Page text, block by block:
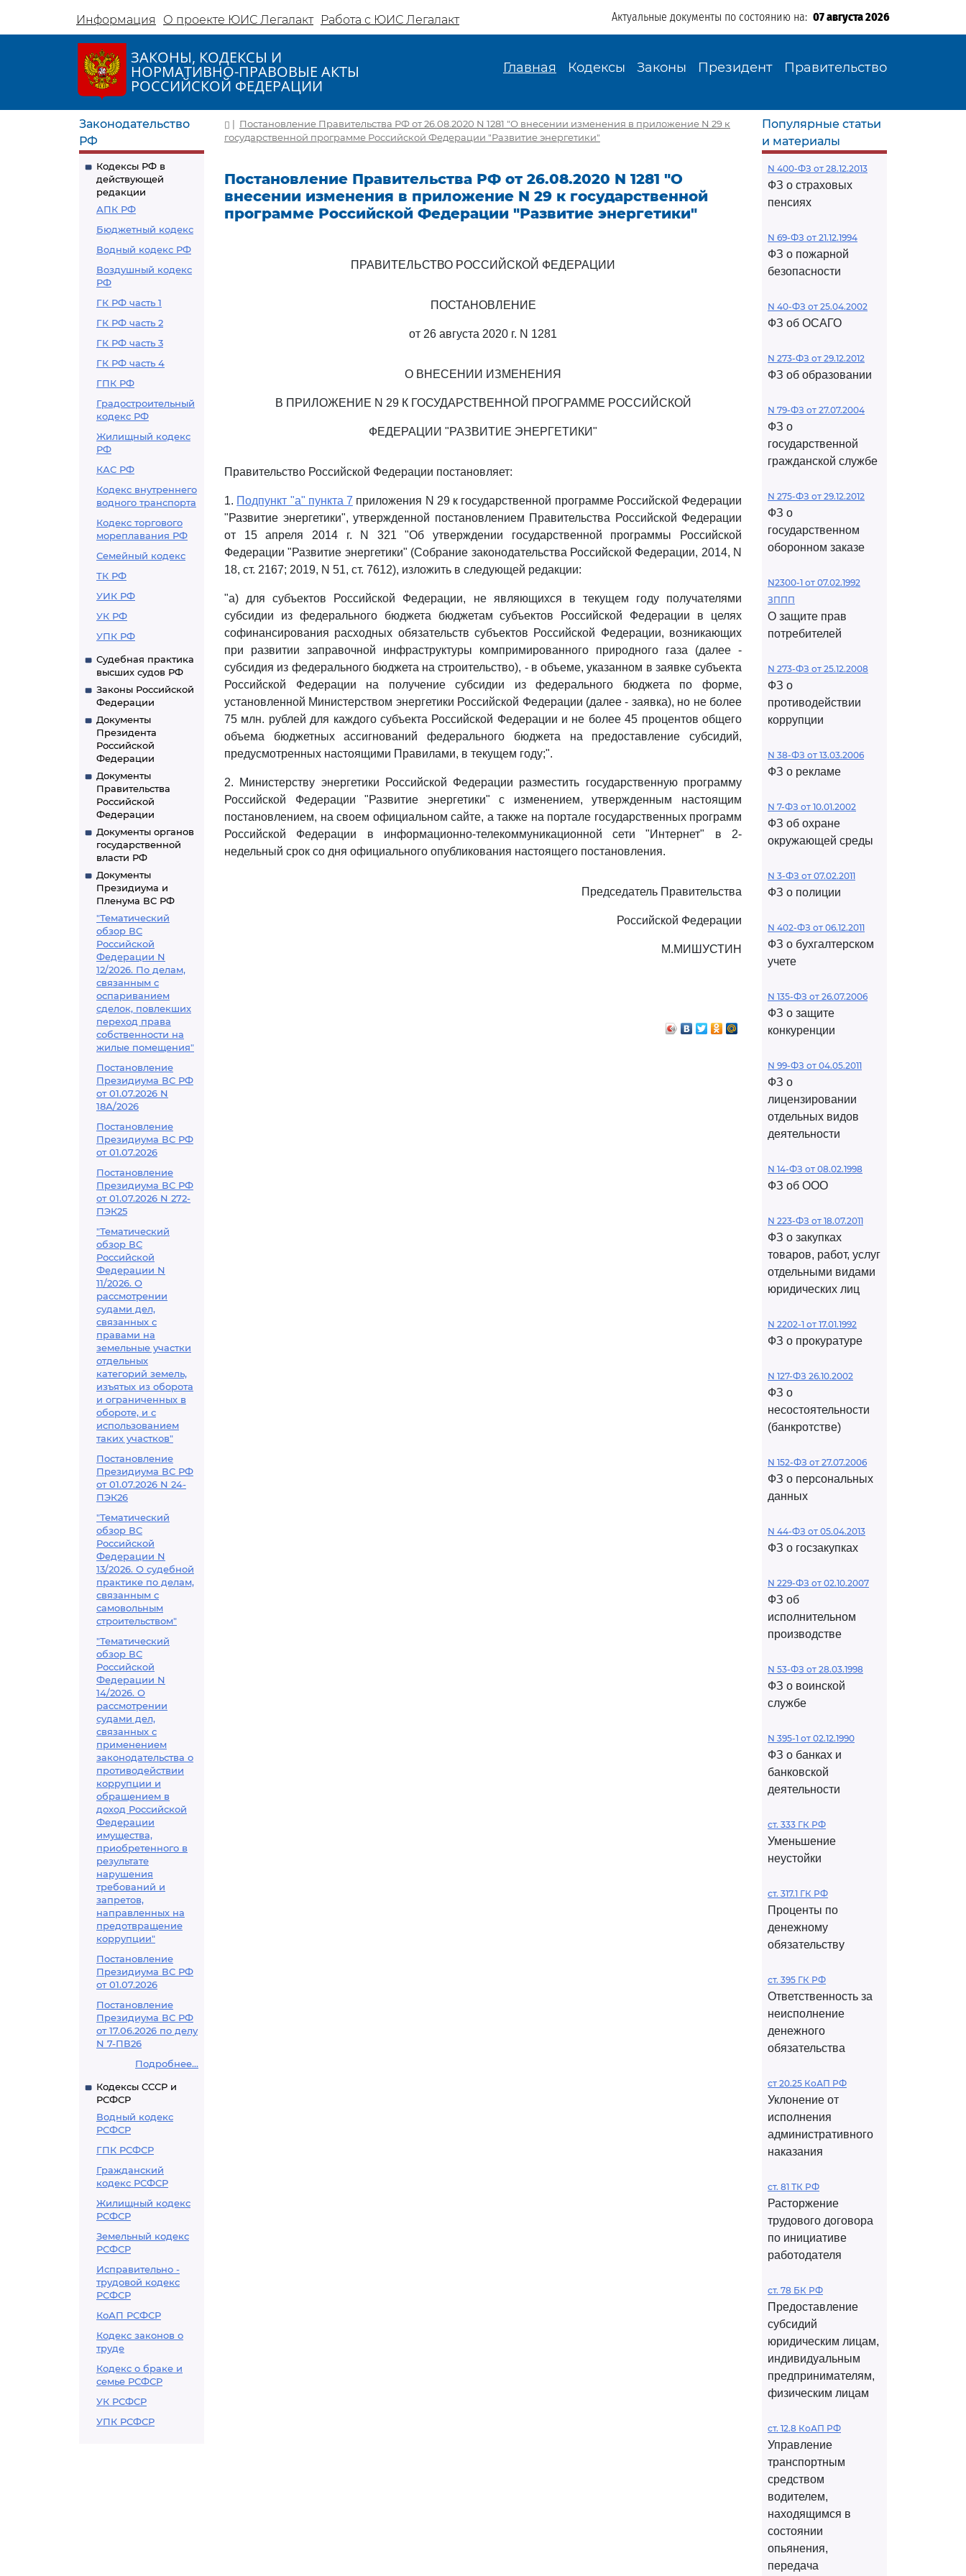
Информация О проекте ЮИС Легалакт Работа с ЮИС Легалакт Актуальные документы по состоянию на: 07 августа 2026
ЗАКОНЫ, КОДЕКСЫ И
НОРМАТИВНО-ПРАВОВЫЕ АКТЫ
РОССИЙСКОЙ ФЕДЕРАЦИИ
Главная Кодексы Законы Президент Правительство
Законодательство
РФ
Кодексы РФ в
действующей
редакции
АПК РФ
Бюджетный кодекс
Водный кодекс РФ
Воздушный кодекс
РФ
ГК РФ часть 1
ГК РФ часть 2
ГК РФ часть 3
ГК РФ часть 4
ГПК РФ
Градостроительный
кодекс РФ
Жилищный кодекс
РФ
КАС РФ
Кодекс внутреннего
водного транспорта
Кодекс торгового
мореплавания РФ
Семейный кодекс
ТК РФ
УИК РФ
УК РФ
УПК РФ
Судебная практика
высших судов РФ
Законы Российской
Федерации
Документы
Президента
Российской
Федерации
Документы
Правительства
Российской
Федерации
Документы органов
государственной
власти РФ
Документы
Президиума и
Пленума ВС РФ
"Тематический
обзор ВС
Российской
Федерации N
12/2026. По делам,
связанным с
оспариванием
сделок, повлекших
переход права
собственности на
жилые помещения"
Постановление
Президиума ВС РФ
от 01.07.2026 N
18А/2026
Постановление
Президиума ВС РФ
от 01.07.2026
Постановление
Президиума ВС РФ
от 01.07.2026 N 272-
ПЭК25
"Тематический
обзор ВС
Российской
Федерации N
11/2026. О
рассмотрении
судами дел,
связанных с
правами на
земельные участки
отдельных
категорий земель,
изъятых из оборота
и ограниченных в
обороте, и с
использованием
таких участков"
Постановление
Президиума ВС РФ
от 01.07.2026 N 24-
ПЭК26
"Тематический
обзор ВС
Российской
Федерации N
13/2026. О судебной
практике по делам,
связанным с
самовольным
строительством"
"Тематический
обзор ВС
Российской
Федерации N
14/2026. О
рассмотрении
судами дел,
связанных с
применением
законодательства о
противодействии
коррупции и
обращением в
доход Российской
Федерации
имущества,
приобретенного в
результате
нарушения
требований и
запретов,
направленных на
предотвращение
коррупции"
Постановление
Президиума ВС РФ
от 01.07.2026
Постановление
Президиума ВС РФ
от 17.06.2026 по делу
N 7-ПВ26
Подробнее...
Кодексы СССР и
РСФСР
Водный кодекс
РСФСР
ГПК РСФСР
Гражданский
кодекс РСФСР
Жилищный кодекс
РСФСР
Земельный кодекс
РСФСР
Исправительно -
трудовой кодекс
РСФСР
КоАП РСФСР
Кодекс законов о
труде
Кодекс о браке и
семье РСФСР
УК РСФСР
УПК РСФСР
| Постановление Правительства РФ от 26.08.2020 N 1281 "О внесении изменения в приложение N 29 к
государственной программе Российской Федерации "Развитие энергетики"
Постановление Правительства РФ от 26.08.2020 N 1281 "О
внесении изменения в приложение N 29 к государственной
программе Российской Федерации "Развитие энергетики"
ПРАВИТЕЛЬСТВО РОССИЙСКОЙ ФЕДЕРАЦИИ
ПОСТАНОВЛЕНИЕ
от 26 августа 2020 г. N 1281
О ВНЕСЕНИИ ИЗМЕНЕНИЯ
В ПРИЛОЖЕНИЕ N 29 К ГОСУДАРСТВЕННОЙ ПРОГРАММЕ РОССИЙСКОЙ
ФЕДЕРАЦИИ "РАЗВИТИЕ ЭНЕРГЕТИКИ"
Правительство Российской Федерации постановляет:
1. Подпункт "а" пункта 7 приложения N 29 к государственной программе Российской Федерации
"Развитие энергетики", утвержденной постановлением Правительства Российской Федерации
от 15 апреля 2014 г. N 321 "Об утверждении государственной программы Российской
Федерации "Развитие энергетики" (Собрание законодательства Российской Федерации, 2014, N
18, ст. 2167; 2019, N 51, ст. 7612), изложить в следующей редакции:
"а) для субъектов Российской Федерации, не являющихся в текущем году получателями
субсидии из федерального бюджета бюджетам субъектов Российской Федерации в целях
софинансирования расходных обязательств субъектов Российской Федерации, возникающих
при развитии заправочной инфраструктуры компримированного природного газа (далее -
субсидия из федерального бюджета на строительство), - в объеме, указанном в заявке субъекта
Российской Федерации на получение субсидии из федерального бюджета по форме,
установленной Министерством энергетики Российской Федерации (далее - заявка), но не более
75 млн. рублей для каждого субъекта Российской Федерации и не более 45 процентов общего
объема бюджетных ассигнований федерального бюджета на предоставление субсидий,
предусмотренных настоящими Правилами, в текущем году;".
2. Министерству энергетики Российской Федерации разместить государственную программу
Российской Федерации "Развитие энергетики" с изменением, утвержденным настоящим
постановлением, на своем официальном сайте, а также на портале государственных программ
Российской Федерации в информационно-телекоммуникационной сети "Интернет" в 2-
недельный срок со дня официального опубликования настоящего постановления.
Председатель Правительства
Российской Федерации
М.МИШУСТИН
Популярные статьи
и материалы
N 400-ФЗ от 28.12.2013
ФЗ о страховых
пенсиях
N 69-ФЗ от 21.12.1994
ФЗ о пожарной
безопасности
N 40-ФЗ от 25.04.2002
ФЗ об ОСАГО
N 273-ФЗ от 29.12.2012
ФЗ об образовании
N 79-ФЗ от 27.07.2004
ФЗ о
государственной
гражданской службе
N 275-ФЗ от 29.12.2012
ФЗ о
государственном
оборонном заказе
N2300-1 от 07.02.1992
ЗППП
О защите прав
потребителей
N 273-ФЗ от 25.12.2008
ФЗ о
противодействии
коррупции
N 38-ФЗ от 13.03.2006
ФЗ о рекламе
N 7-ФЗ от 10.01.2002
ФЗ об охране
окружающей среды
N 3-ФЗ от 07.02.2011
ФЗ о полиции
N 402-ФЗ от 06.12.2011
ФЗ о бухгалтерском
учете
N 135-ФЗ от 26.07.2006
ФЗ о защите
конкуренции
N 99-ФЗ от 04.05.2011
ФЗ о
лицензировании
отдельных видов
деятельности
N 14-ФЗ от 08.02.1998
ФЗ об ООО
N 223-ФЗ от 18.07.2011
ФЗ о закупках
товаров, работ, услуг
отдельными видами
юридических лиц
N 2202-1 от 17.01.1992
ФЗ о прокуратуре
N 127-ФЗ 26.10.2002
ФЗ о
несостоятельности
(банкротстве)
N 152-ФЗ от 27.07.2006
ФЗ о персональных
данных
N 44-ФЗ от 05.04.2013
ФЗ о госзакупках
N 229-ФЗ от 02.10.2007
ФЗ об
исполнительном
производстве
N 53-ФЗ от 28.03.1998
ФЗ о воинской
службе
N 395-1 от 02.12.1990
ФЗ о банках и
банковской
деятельности
ст. 333 ГК РФ
Уменьшение
неустойки
ст. 317.1 ГК РФ
Проценты по
денежному
обязательству
ст. 395 ГК РФ
Ответственность за
неисполнение
денежного
обязательства
ст 20.25 КоАП РФ
Уклонение от
исполнения
административного
наказания
ст. 81 ТК РФ
Расторжение
трудового договора
по инициативе
работодателя
ст. 78 БК РФ
Предоставление
субсидий
юридическим лицам,
индивидуальным
предпринимателям,
физическим лицам
ст. 12.8 КоАП РФ
Управление
транспортным
средством
водителем,
находящимся в
состоянии
опьянения,
передача